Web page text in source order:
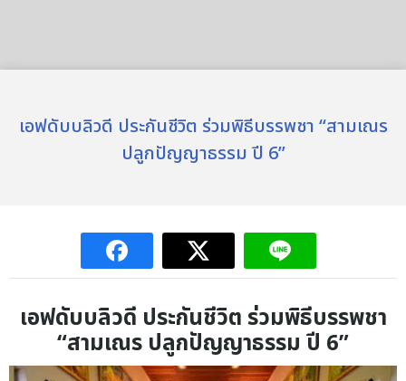
เอฟดับบลิวดี ประกันชีวิต ร่วมพิธีบรรพชา “สามเณร
ปลูกปัญญาธรรม ปี 6”
เอฟดับบลิวดี ประกันชีวิต ร่วมพิธีบรรพชา
“สามเณร ปลูกปัญญาธรรม ปี 6”